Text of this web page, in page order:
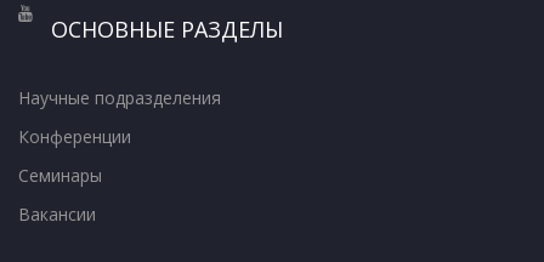
ОСНОВНЫЕ РАЗДЕЛЫ
Научные подразделения
Конференции
Семинары
Вакансии